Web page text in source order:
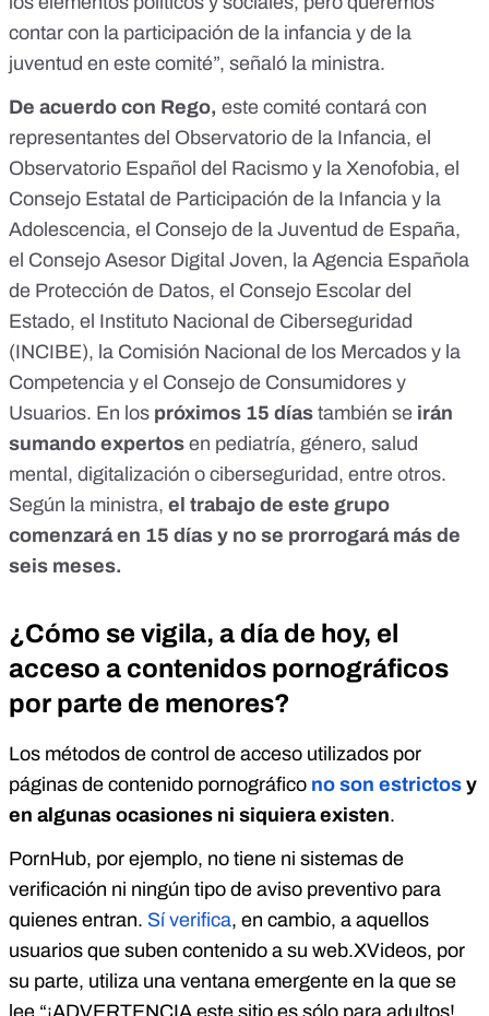
contar con la participación de la infancia y de la
juventud en este comité”, señaló la ministra.
De acuerdo con Rego, este comité contará con
representantes del Observatorio de la Infancia, el
Observatorio Español del Racismo y la Xenofobia, el
Consejo Estatal de Participación de la Infancia y la
Adolescencia, el Consejo de la Juventud de España,
el Consejo Asesor Digital Joven, la Agencia Española
de Protección de Datos, el Consejo Escolar del
Estado, el Instituto Nacional de Ciberseguridad
(INCIBE), la Comisión Nacional de los Mercados y la
Competencia y el Consejo de Consumidores y
Usuarios. En los próximos 15 días también se irán
sumando expertos en pediatría, género, salud
mental, digitalización o ciberseguridad, entre otros.
Según la ministra, el trabajo de este grupo
comenzará en 15 días y no se prorrogará más de
seis meses.
¿Cómo se vigila, a día de hoy, el
acceso a contenidos pornográficos
por parte de menores?
Los métodos de control de acceso utilizados por
páginas de contenido pornográfico no son estrictos y
en algunas ocasiones ni siquiera existen.
PornHub, por ejemplo, no tiene ni sistemas de
verificación ni ningún tipo de aviso preventivo para
quienes entran. Sí verifica, en cambio, a aquellos
usuarios que suben contenido a su web.XVideos, por
su parte, utiliza una ventana emergente en l a que se